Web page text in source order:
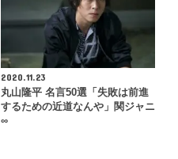
2020.11.23
丸山隆平 名言50選「失敗は前進
するための近道なんや」関ジャニ
∞